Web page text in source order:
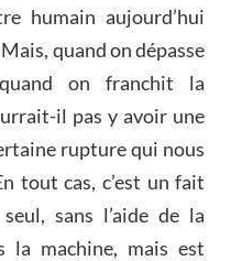
humain aujourd’hui
quand on dépasse
on franchit la
il pas y avoir une
rupture qui nous
tout cas, c’est un fait
seul, sans l’aide de la
la machine, mais est